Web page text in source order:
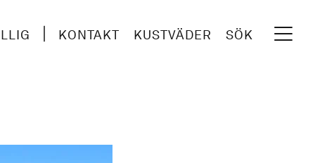
KONTAKT KUSTVÄDER SÖK